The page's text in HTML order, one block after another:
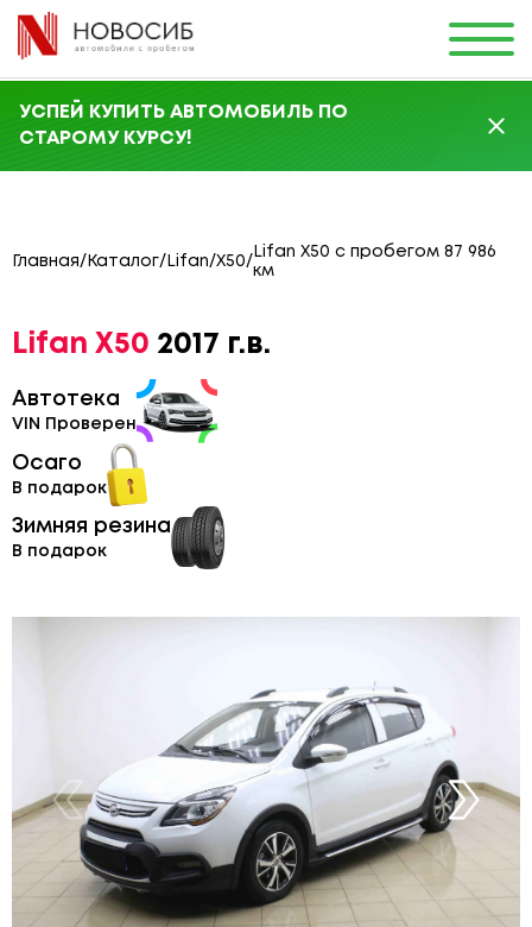
УСПЕЙ КУПИТЬ АВТОМОБИЛЬ ПО
СТАРОМУ КУРСУ!
Главная/ Каталог/ Lifan/X50/
Lifan X50 с пробегом 87 986
км
Lifan X50 2017 г.в.
Автотека
VIN Проверен
Осаго
В подарок
Зимняя резина
В подарок